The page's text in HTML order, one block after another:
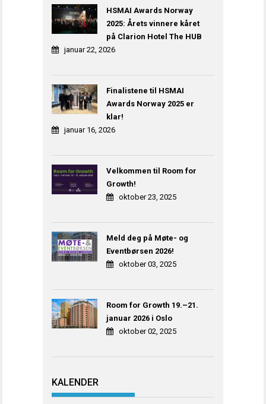
HSMAI Awards Norway
2025: Årets vinnere kåret
på Clarion Hotel The HUB
januar 22, 2026
Finalistene til HSMAI
Awards Norway 2025 er
klar!
januar 16, 2026
Velkommen til Room for
Growth!
oktober 23, 2025
Meld deg på Møte- og
Eventbørsen 2026!
oktober 03, 2025
Room for Growth 19.–21.
januar 2026 i Oslo
oktober 02, 2025
KALENDER